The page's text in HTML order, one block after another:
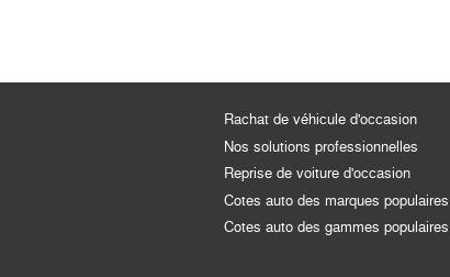
Rachat de véhicule d'occasion
Nos solutions professionnelles
Reprise de voiture d'occasion
Cotes auto des marques populaires
Cotes auto des gammes populaires